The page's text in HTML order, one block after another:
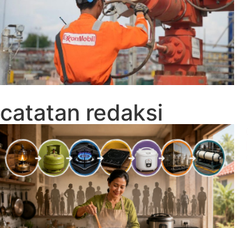
catatan redaksi